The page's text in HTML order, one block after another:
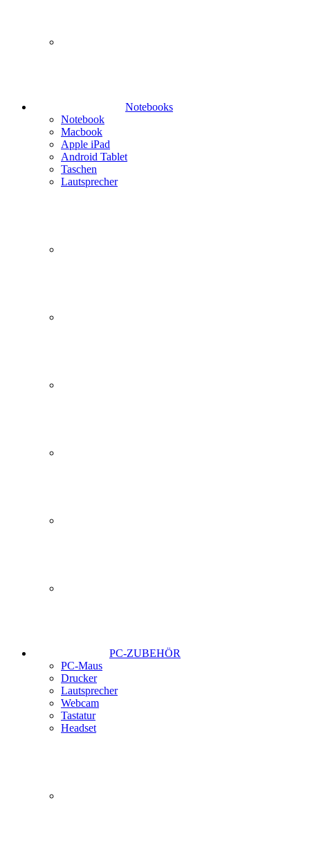
Notebooks
Notebook
Macbook
Apple iPad
Android Tablet
Taschen
Lautsprecher
PC-ZUBEHÖR
PC-Maus
Drucker
Lautsprecher
Webcam
Tastatur
Headset